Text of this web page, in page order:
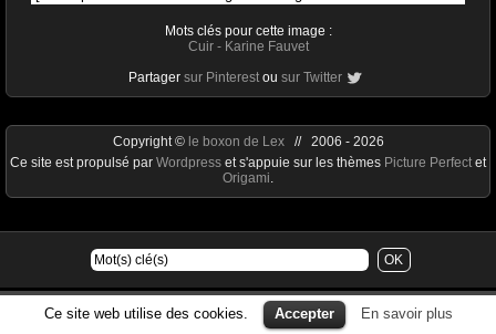
Mots clés pour cette image :
Cuir- Karine Fauvet
Partager sur Pinterest ou sur Twitter
Ce site web utilise des cookies. Accepter En savoir plus
Copyright © le boxon de Lex// 2006 - 2026
Ce site est propulsé par Wordpress et s'appuie sur les thèmes Picture Perfect et
Origami.